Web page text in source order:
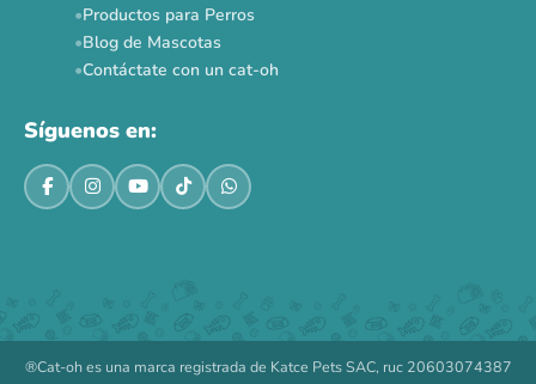
Productos para Perros
Blog de Mascotas
Contáctate con un cat-oh
Síguenos en:
®Cat-oh es una marca registrada de Katce Pets SAC, ruc 20603074387